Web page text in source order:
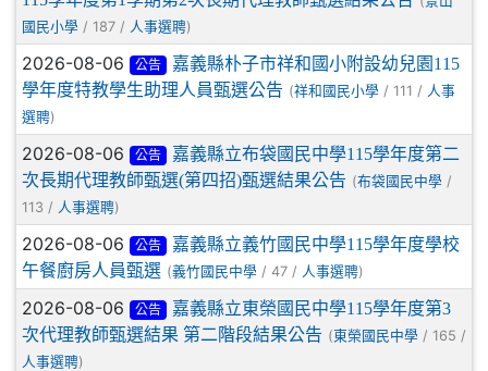
國民小學 / 187 / 人事選聘)
2026-08-06 公告
嘉義縣朴子市祥和國小附設幼兒園115
學年度特教學生助理人員甄選公告 (祥和國民小學 / 111 / 人事
選聘)
2026-08-06 公告
嘉義縣立布袋國民中學115學年度第二
次長期代理教師甄選(第四招)甄選結果公告 (布袋國民中學 /
113 / 人事選聘)
2026-08-06 公告
嘉義縣立義竹國民中學115學年度學校
午餐廚房人員甄選 (義竹國民中學 / 47 / 人事選聘)
2026-08-06 公告
嘉義縣立東榮國民中學115學年度第3
次代理教師甄選結果 第二階段結果公告 (東榮國民中學 / 165 /
人事選聘)